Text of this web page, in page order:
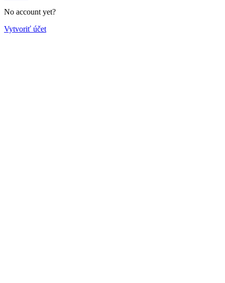
No account yet?
Vytvoriť účet